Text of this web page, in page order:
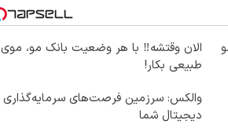
الان وقتشه‼️ با هر وضعیت بانک مو، موی
طبیعی بکار!
والکس: سرزمین فرصت‌های سرمایه‌گذاری
دیجیتال شما